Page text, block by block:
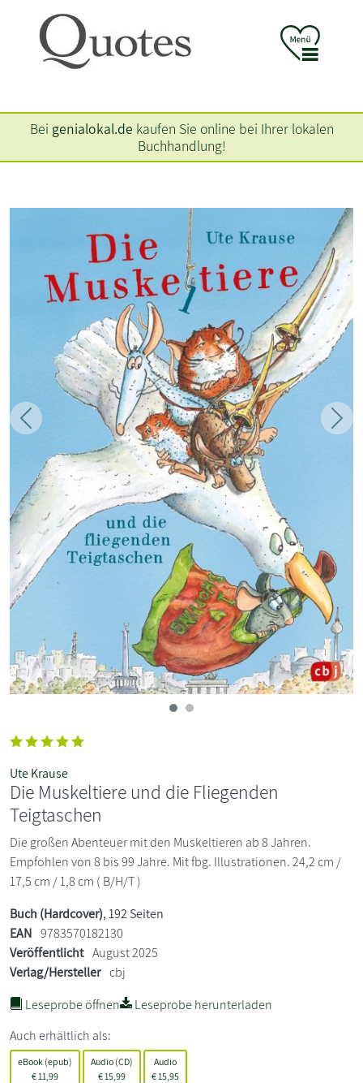
Bei genialokal.de kaufen Sie online bei Ihrer lokalen
Buchhandlung!
Zurück
Ute Krause
Die Muskeltiere und die Fliegenden
Teigtaschen
Die großen Abenteuer mit den Muskeltieren ab 8 Jahren.
Empfohlen von 8 bis 99 Jahre. Mit fbg. Illustrationen. 24,2 cm /
17,5 cm / 1,8 cm ( B/H/T )
Buch (Hardcover), 192 Seiten
EAN 9783570182130
Veröffentlicht August 2025
Verlag/Hersteller cbj
Leseprobe öffnen
Leseprobe herunterladen
Auch erhältlich als:
eBook (epub)
€ 11,99
Audio (CD)
€ 15,99
Audio
€ 15,95